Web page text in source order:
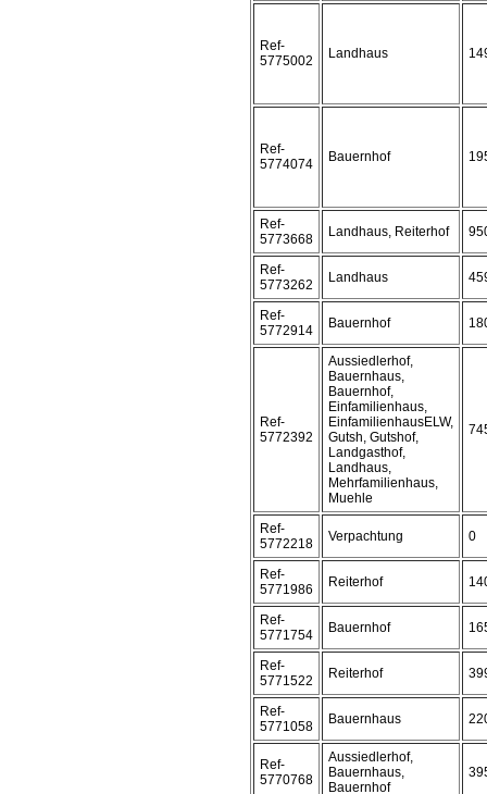
Ref-
5775002
Landhaus
Ref-
5774074
Bauernhof
Ref-
5773668
Landhaus, Reiterhof
Ref-
5773262
Landhaus
Ref-
5772914
Bauernhof
Ref-
5772392
Aussiedlerhof,
Bauernhaus,
Bauernhof,
Einfamilienhaus,
EinfamilienhausELW,
Gutsh, Gutshof,
Landgasthof,
Landhaus,
Mehrfamilienhaus,
Muehle
Ref-
5772218
Verpachtung 0
Ref-
5771986
Reiterhof
Ref-
5771754
Bauernhof
Ref-
5771522
Reiterhof
Ref-
5771058
Bauernhaus
Ref-
5770768
Aussiedlerhof,
Bauernhaus,
Bauernhof